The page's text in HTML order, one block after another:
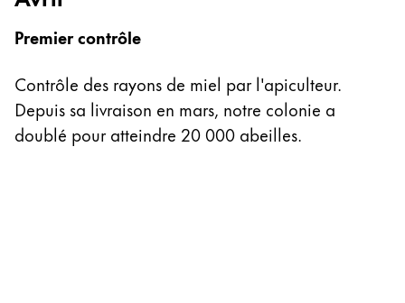
Premier contrôle
Contrôle des rayons de miel par l'apiculteur.
Depuis sa livraison en mars, notre colonie a
doublé pour atteindre 20 000 abeilles.